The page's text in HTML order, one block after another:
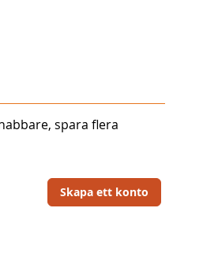
spara flera
Skapa ett konto